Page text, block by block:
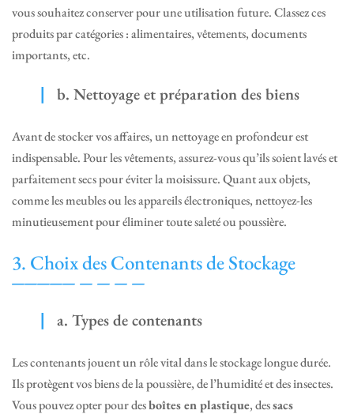
vous souhaitez conserver pour une utilisation future. Classez ces
produits par catégories : alimentaires, vêtements, documents
importants, etc.
b. Nettoyage et préparation des biens
Avant de stocker vos affaires, un nettoyage en profondeur est
indispensable. Pour les vêtements, assurez-vous qu’ils soient lavés et
parfaitement secs pour éviter la moisissure. Quant aux objets,
comme les meubles ou les appareils électroniques, nettoyez-les
minutieusement pour éliminer toute saleté ou poussière.
3. Choix des Contenants de Stockage
a. Types de contenants
Les contenants jouent un rôle vital dans le stockage longue durée.
Ils protègent vos biens de la poussière, de l’humidité et des insectes.
Vous pouvez opter pour desboîtes en plastique, dessacs